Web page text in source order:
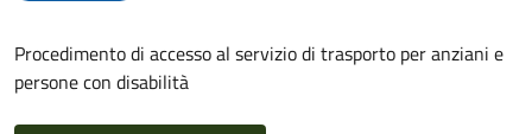
Procedimento di accesso al servizio di trasporto per anziani e
persone con disabilità